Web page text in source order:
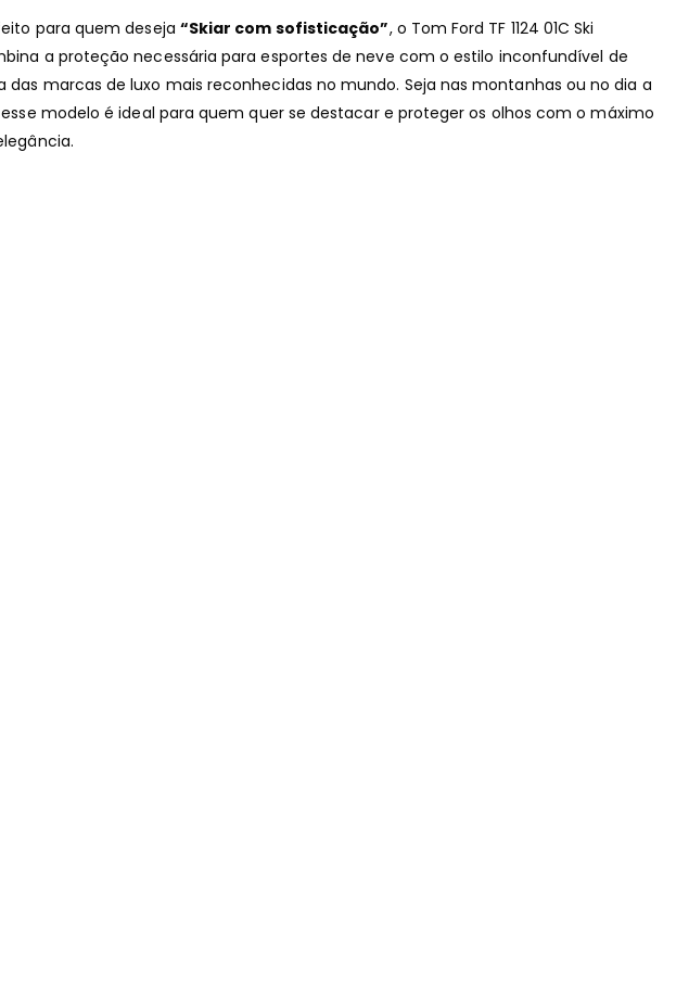
para quem deseja “Skiar com sofisticação”, o Tom Ford TF 1124 01C Ski
a proteção necessária para esportes de neve com o estilo inconfundível de
das marcas de luxo mais reconhecidas no mundo. Seja nas montanhas ou no dia a
modelo é ideal para quem quer se destacar e proteger os olhos com o máximo